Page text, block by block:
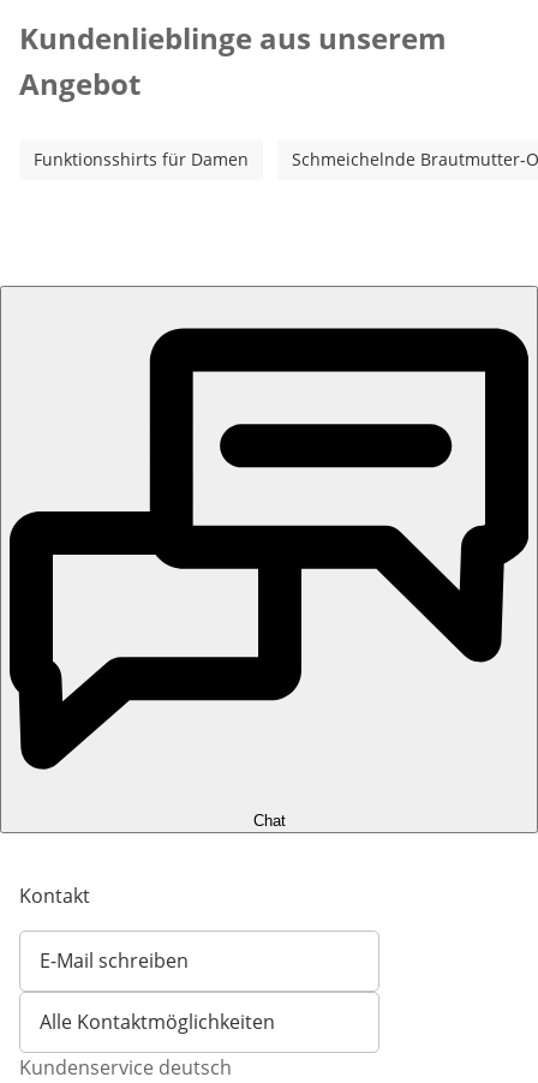
Kundenlieblinge aus unserem
Angebot
Funktionsshirts für Damen Schmeichelnde Brautmutter-
Chat
Kontakt
E-Mail schreiben
Öffnet E-Mail-Client
Alle Kontaktmöglichkeiten
Kundenservice deutsch